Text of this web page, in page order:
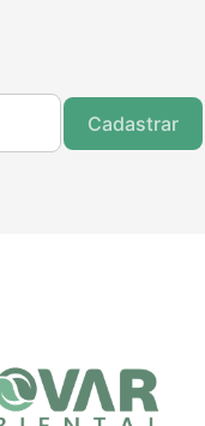
Cadastrar